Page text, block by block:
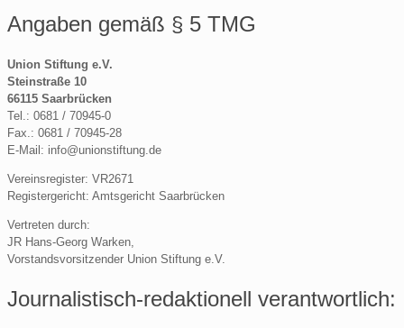
Angaben gemäß § 5 TMG
Union Stiftung e.V.
Steinstraße 10
66115 Saarbrücken
Tel.: 0681 / 70945-0
Fax.: 0681 / 70945-28
E-Mail: info@unionstiftung.de
Vereinsregister: VR2671
Registergericht: Amtsgericht Saarbrücken
Vertreten durch:
JR Hans-Georg Warken,
Vorstandsvorsitzender Union Stiftung e.V.
Journalistisch-redaktionell verantwortlich: